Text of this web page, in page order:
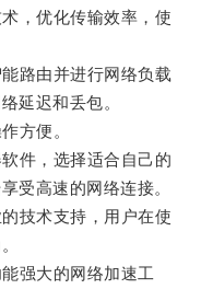
，优化传输效率，使
路由并进行网络负载
延迟和丢包。
方便。
件，选择适合自己的
受高速的网络连接。
技术支持，用户在使
强大的网络加速工